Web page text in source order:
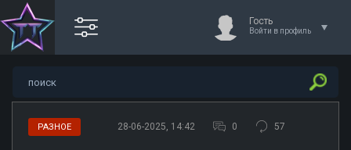
Гость
Войти в профиль
РАЗНОЕ 28-06-2025, 14:42 0 57